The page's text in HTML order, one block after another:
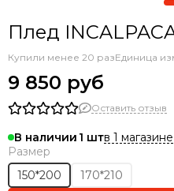
Плед
Купили менее 20 разЕдиница
9 850 руб
Оставить отзыв
В наличии 1
в 1 магазине
Размер
150*200
170*210